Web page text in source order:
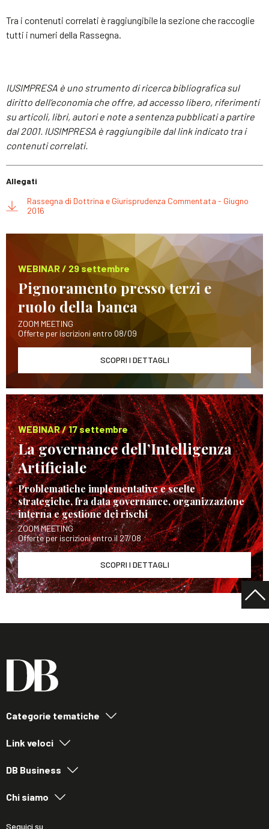
Tra i contenuti correlati è raggiungibile la sezione che raccoglie
tutti i numeri della Rassegna.
IUSIMPRESA è uno strumento di ricerca bibliografica sul
diritto dell’economia che offre, ad accesso libero, riferimenti
su articoli, libri, autori e note a sentenza pubblicati a partire
dal 2001. IUSIMPRESA è raggiungibile dal link indicato tra i
contenuti correlati.
Allegati
Rassegna di Dottrina e Giurisprudenza Commentata - Giugno
2016
WEBINAR / 29 settembre
Pignoramento presso terzi e
ruolo della banca
ZOOM MEETING
Offerte per iscrizioni entro 08/09
SCOPRI I DETTAGLI
WEBINAR / 17 settembre
La governance dell’Intelligenza
Artificiale
Problematiche implementative e scelte
strategiche, fra data governance, organizzazione
interna e gestione dei rischi
ZOOM MEETING
Offerte per iscrizioni entro il 27/08
SCOPRI I DETTAGLI
Categorie tematiche
Link veloci
DB Business
Chi siamo
Seguici su